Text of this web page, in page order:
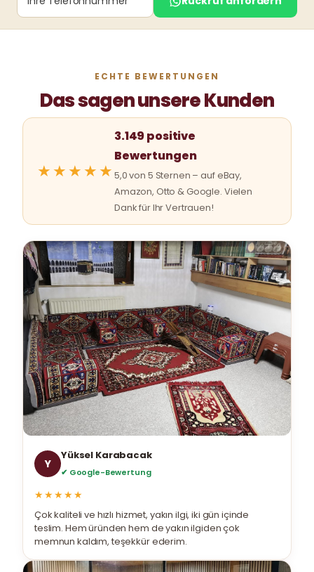
ECHTE BEWERTUNGEN
Das sagen unsere Kunden
★★★★★
3.149 positive
Bewertungen
5,0 von 5 Sternen – auf eBay,
Amazon, Otto & Google. Vielen
Dank für Ihr Vertrauen!
Y
Yüksel Karabacak
✔ Google-Bewertung
★★★★★
Çok kaliteli ve hızlı hizmet, yakın ilgi, iki gün içinde
teslim. Hem üründen hem de yakın ilgiden çok
memnun kaldım, teşekkür ederim.